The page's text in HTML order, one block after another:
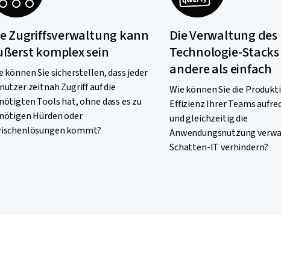
Zugriffsverwaltung kann
komplex sein
können Sie sicherstellen, dass jeder
zeitnah Zugriff auf die
Tools hat, ohne dass es zu
Hürden oder
kommt?
Die Verwaltung des
Technologie-
andere als einfach
Wie können Sie die
Effizienz Ihrer Teams
und gleichzeitig die
Anwendungsnutzung
Schatten-IT verhindern?